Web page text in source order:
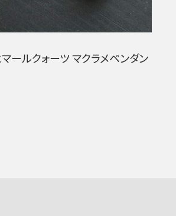
ールクォーツ マクラメペンダン